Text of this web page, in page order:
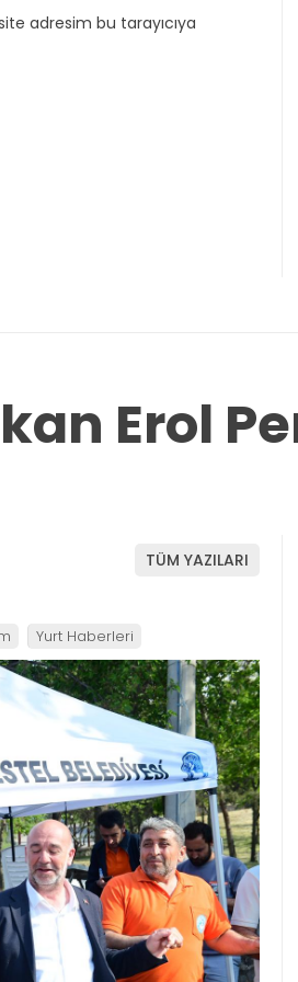
adresim bu tarayıcıya
Erol
TÜM YAZILARI
Yurt Haberleri